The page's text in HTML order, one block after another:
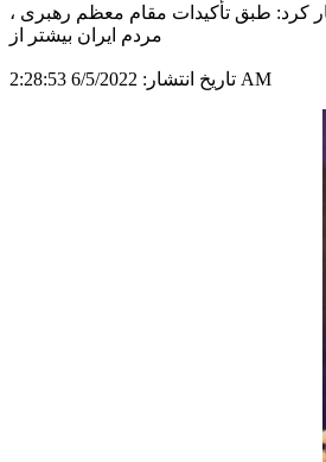
کرد: طبق تأکیدات مقام معظم رهبری ،
مردم ایران بیشتر از
تاریخ انتشار: 6/5/2022 2:28:53 AM